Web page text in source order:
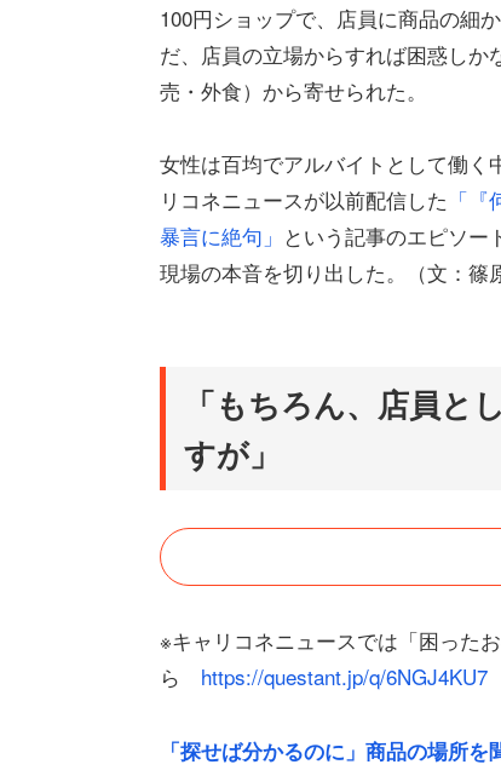
100円ショップで、店員に商品の細
だ、店員の立場からすれば困惑し
売・外食）から寄せられた。
女性は百均でアルバイトとして働
リコネニュースが以前配信した 「
暴言に絶句」 という記事のエピソー
現場の本音を切り出した。（文：篠
「もちろん、店員と
すが」
※キャリコネニュースでは「困った
ら https://questant.jp/q/6NGJ4KU7
「探せば分かるのに」商品の場所